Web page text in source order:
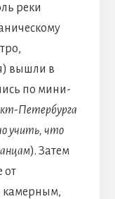
реки
вышли в
по мини-
Петербурга
учить, что
). Затем
от
камерным,